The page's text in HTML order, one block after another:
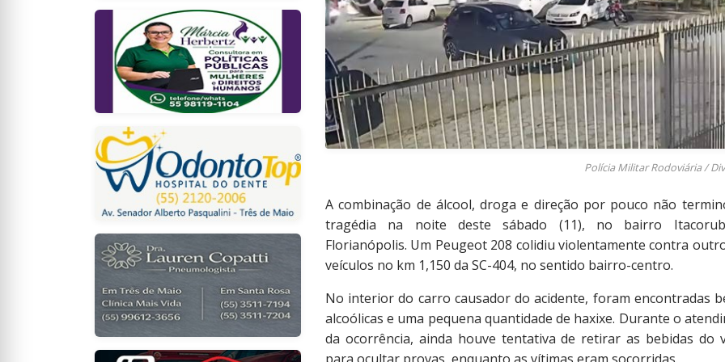
Polícia Militar Rodoviária /
A combinação de álcool, droga e direção por pouco não
tragédia na noite deste sábado (11), no bairro
Florianópolis. Um Peugeot 208 colidiu violentamente contra
veículos no km 1,150 da SC-404, no sentido bairro-centro.
No interior do carro causador do acidente, foram encontradas
alcoólicas e uma pequena quantidade de haxixe. Durante o
da ocorrência, ainda houve tentativa de retirar as bebidas do